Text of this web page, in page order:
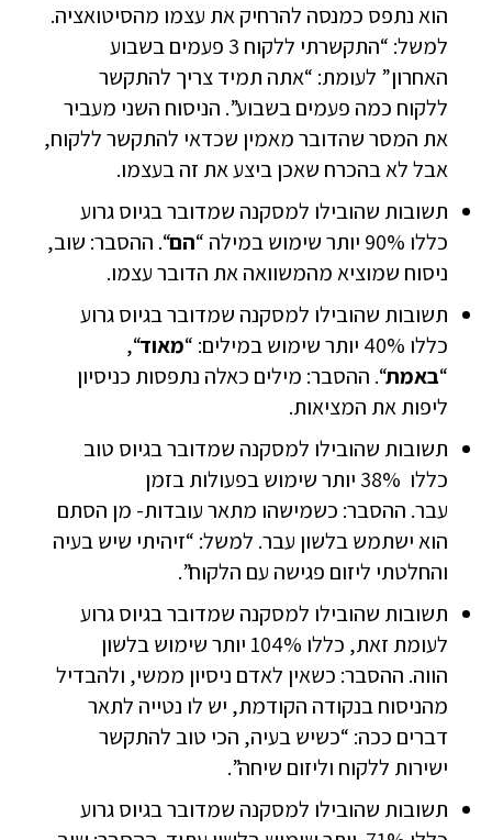
הוא נתפס כמנסה להרחיק את עצמו מהסיטואציה.
למשל: “התקשרתי ללקוח 3 פעמים בשבוע
האחרון” לעומת: “אתה תמיד צריך להתקשר
ללקוח כמה פעמים בשבוע”. הניסוח השני מעביר
את המסר שהדובר מאמין שכדאי להתקשר ללקוח,
אבל לא בהכרח שאכן ביצע את זה בעצמו.
תשובות שהובילו למסקנה שמדובר בגיוס גרוע
כללו 90% יותר שימוש במילה “
הם“. ההסבר: שוב,
ניסוח שמוציא מהמשוואה את הדובר עצמו.
תשובות שהובילו למסקנה שמדובר בגיוס גרוע
כללו 40% יותר שימוש במילים: “
מאוד“,
“באמת“. ההסבר: מילים כאלה נתפסות כניסיון
ליפות את המציאות.
תשובות שהובילו למסקנה שמדובר בגיוס טוב
כללו 38% יותר שימוש בפעולות בזמן
עבר. ההסבר: כשמישהו מתאר עובדות- מן הסתם
הוא ישתמש בלשון עבר. למשל: “זיהיתי שיש בעיה
והחלטתי ליזום פגישה עם הלקוח”.
תשובות שהובילו למסקנה שמדובר בגיוס גרוע
לעומת זאת, כללו 104% יותר שימוש בלשון
הווה. ההסבר: כשאין לאדם ניסיון ממשי, ולהבדיל
מהניסוח בנקודה הקודמת, יש לו נטייה לתאר
דברים ככה: “כשיש בעיה, הכי טוב להתקשר
ישירות ללקוח וליזום שיחה”.
תשובות שהובילו למסקנה שמדובר בגיוס גרוע